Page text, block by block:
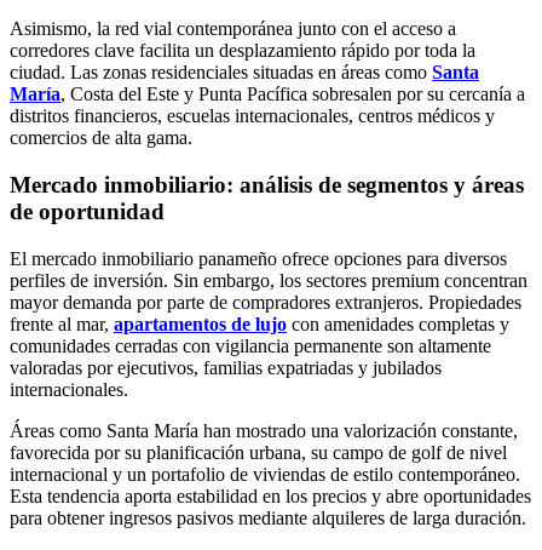
Asimismo, la red vial contemporánea junto con el acceso a
corredores clave facilita un desplazamiento rápido por toda la
ciudad. Las zonas residenciales situadas en áreas como Santa
María, Costa del Este y Punta Pacífica sobresalen por su cercanía a
distritos financieros, escuelas internacionales, centros médicos y
comercios de alta gama.
Mercado inmobiliario: análisis de segmentos y áreas
de oportunidad
El mercado inmobiliario panameño ofrece opciones para diversos
perfiles de inversión. Sin embargo, los sectores premium concentran
mayor demanda por parte de compradores extranjeros. Propiedades
frente al mar, apartamentos de lujo con amenidades completas y
comunidades cerradas con vigilancia permanente son altamente
valoradas por ejecutivos, familias expatriadas y jubilados
internacionales.
Áreas como Santa María han mostrado una valorización constante,
favorecida por su planificación urbana, su campo de golf de nivel
internacional y un portafolio de viviendas de estilo contemporáneo.
Esta tendencia aporta estabilidad en los precios y abre oportunidades
para obtener ingresos pasivos mediante alquileres de larga duración.